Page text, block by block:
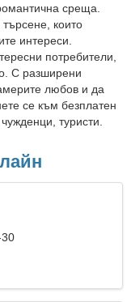
среща.
които
интереси.
потребители,
С разширени
любов и да
се към безплатен
туристи.